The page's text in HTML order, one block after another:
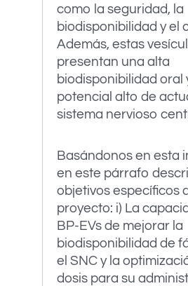
como la seguridad, la
biodisponibilidad y el
Además, estas
presentan una alta
biodisponibilidad oral
potencial alto de
sistema nervioso
Basándonos en esta
en este párrafo
objetivos específicos
proyecto: i) La
BP-EVs de mejorar la
biodisponibilidad de
el SNC y la
dosis para su